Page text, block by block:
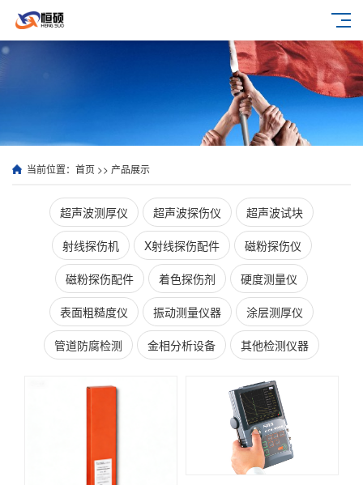
当前位置： 首页 >> 产品展示
超声波测厚仪 超声波探伤仪 超声波试块
射线探伤机 X射线探伤配件 磁粉探伤仪
磁粉探伤配件 着色探伤剂 硬度测量仪
表面粗糙度仪 振动测量仪器 涂层测厚仪
管道防腐检测 金相分析设备 其他检测仪器